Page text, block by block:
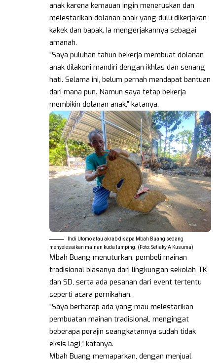
anak karena kemauan ingin meneruskan dan
melestarikan dolanan anak yang dulu dikerjakan
kakek dan bapak. Ia mengerjakannya sebagai
amanah.
“Saya puluhan tahun bekerja membuat dolanan
anak dilakoni mandiri dengan ikhlas dan senang
hati. Selama ini, belum pernah mendapat bantuan
dari mana pun. Namun saya tetap bekerja
membikin dolanan anak,” katanya.
Ihdi Utomo atau akrab disapa Mbah Buang sedang
menyelesaikan mainan kuda lumping. (Foto: Setiaky A Kusuma)
Mbah Buang menuturkan, pembeli mainan
tradisional biasanya dari lingkungan sekolah TK
dan SD, serta ada pesanan dari event tertentu
seperti acara pernikahan.
“Saya berharap ada yang mau melestarikan
pembuatan mainan tradisional, mengingat
beberapa perajin seangkatannya sudah tidak
eksis lagi,” katanya.
Mbah Buang memaparkan, dengan menjual